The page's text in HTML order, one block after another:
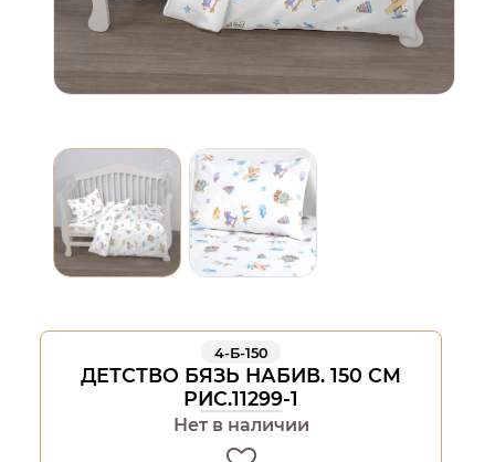
4-Б-150
ДЕТСТВО БЯЗЬ НАБИВ. 150 СМ
РИС.11299-1
Нет в наличии